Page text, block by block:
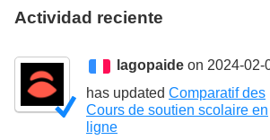
Actividad reciente
lagopaide on 2024-02-
has updated Comparatif des
Cours de soutien scolaire en
ligne